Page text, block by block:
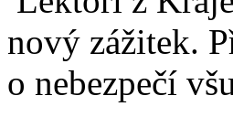
nový zážitek.
o nebezpečí